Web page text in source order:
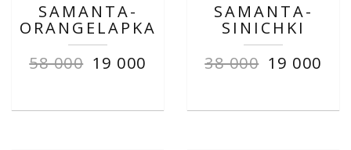
SAMANTA-
ORANGELAPKA
58 000 19 000
SAMANTA-
SINICHKI
38 000 19 000